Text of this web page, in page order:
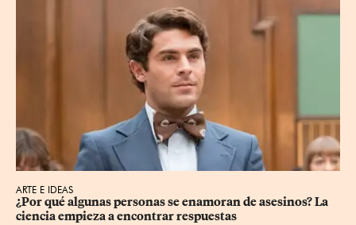
ARTE E IDEAS
¿Por qué algunas personas se enamoran de asesinos? La
ciencia empieza a encontrar respuestas